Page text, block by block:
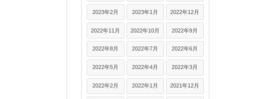
2023年2月 2023年1月 2022年12月
2022年11月 2022年10月 2022年9月
2022年8月 2022年7月 2022年6月
2022年5月 2022年4月 2022年3月
2022年2月 2022年1月 2021年12月